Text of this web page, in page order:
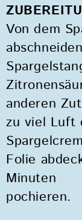
Von dem
anderen
zu viel Luft
Folie
Minuten
pochieren.